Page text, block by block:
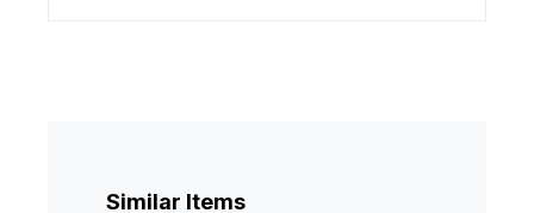
Produktgalerie überspringen
Similar Items